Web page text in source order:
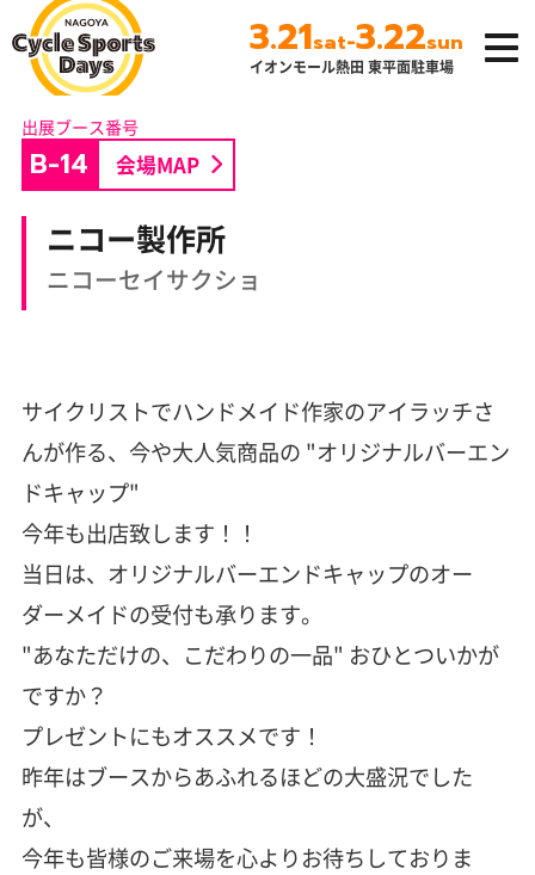
名古屋サイクルス
ポーツデイズ
イオンモール熱田 東平面駐車場
3.21sat-3.22sun
ニコー製作所
ニコーセイサクショ
B-14 会場MAP
サイクリストでハンドメイド作家のアイラッチさ
んが作る、今や大人気商品の "オリジナルバーエン
ドキャップ"
今年も出店致します！！
当日は、オリジナルバーエンドキャップのオー
ダーメイドの受付も承ります。
"あなただけの、こだわりの一品" おひとついかが
ですか？
プレゼントにもオススメです！
昨年はブースからあふれるほどの大盛況でした
が、
今年も皆様のご来場を心よりお待ちしておりま